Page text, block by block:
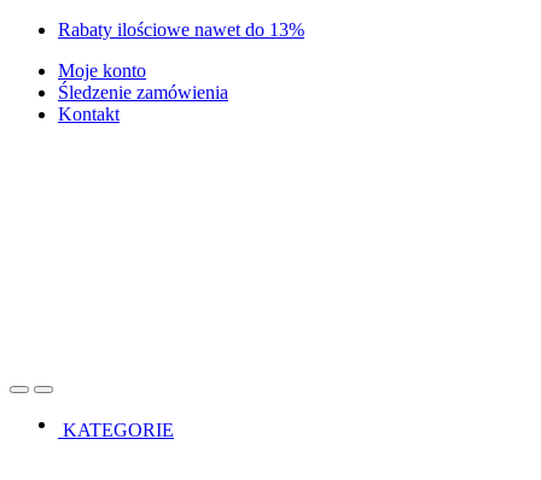
Skip
navigation
Skip
content
Rabaty ilościowe nawet do 13%
Moje konto
Śledzenie zamówienia
Kontakt
OpenClose
KATEGORIE